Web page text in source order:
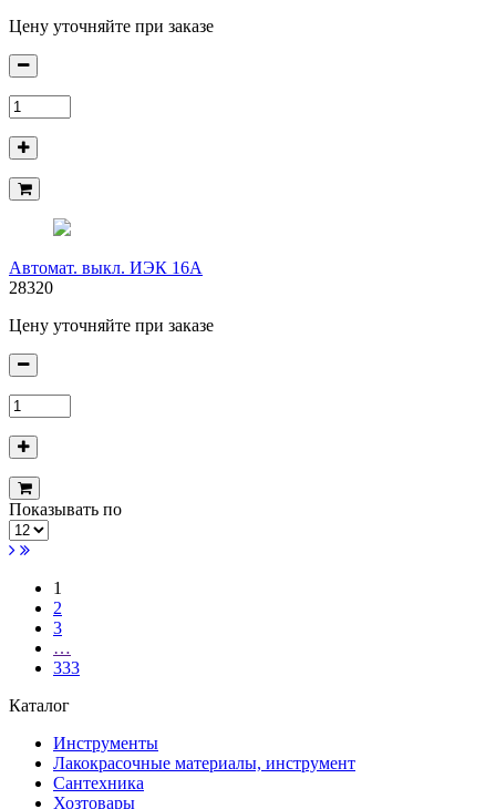
Цену уточняйте при заказе
Автомат. выкл. ИЭК 16А
28320
Цену уточняйте при заказе
Показывать по
1
2
3
…
333
Каталог
Инструменты
Лакокрасочные материалы, инструмент
Сантехника
Хозтовары